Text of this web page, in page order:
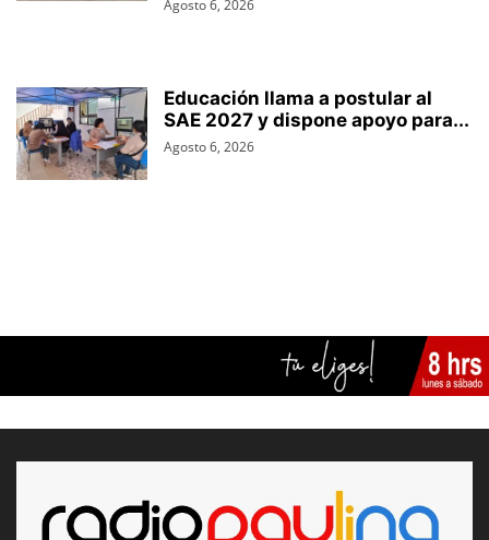
Agosto 6, 2026
Educación llama a postular al
SAE 2027 y dispone apoyo para...
Agosto 6, 2026